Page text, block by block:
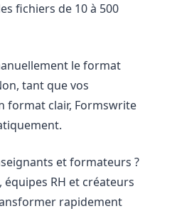
fichiers de 10 à 500
le format
tant que vos
format clair, Formswrite
et formateurs ?
RH et créateurs
rapidement